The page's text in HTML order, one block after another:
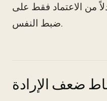
من الاعتماد فقط على
ضبط النفس.
ضعف الإرادة